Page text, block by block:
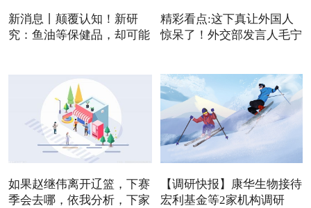
新消息丨颠覆认知！新研
究：鱼油等保健品，却可能
精彩看点:这下真让外国人
惊呆了！外交部发言人毛宁
如果赵继伟离开辽篮，下赛
季会去哪，依我分析，下家
【调研快报】康华生物接待
宏利基金等2家机构调研